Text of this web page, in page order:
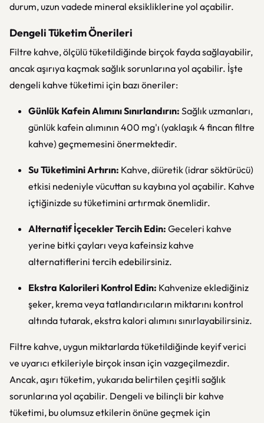
durum, uzun vadede mineral eksikliklerine yol açabilir.
Dengeli Tüketim Önerileri
Filtre kahve, ölçülü tüketildiğinde birçok fayda sağlayabilir,
ancak aşırıya kaçmak sağlık sorunlarına yol açabilir. İşte
dengeli kahve tüketimi için bazı öneriler:
Günlük Kafein Alımını Sınırlandırın: Sağlık uzmanları,
günlük kafein alımının 400 mg'ı (yaklaşık 4 fincan filtre
kahve) geçmemesini önermektedir.
Su Tüketimini Artırın: Kahve, diüretik (idrar söktürücü)
etkisi nedeniyle vücuttan su kaybına yol açabilir. Kahve
içtiğinizde su tüketimini artırmak önemlidir.
Alternatif İçecekler Tercih Edin: Geceleri kahve
yerine bitki çayları veya kafeinsiz kahve
alternatiflerini tercih edebilirsiniz.
Ekstra Kalorileri Kontrol Edin: Kahvenize eklediğiniz
şeker, krema veya tatlandırıcıların miktarını kontrol
altında tutarak, ekstra kalori alımını sınırlayabilirsiniz.
Filtre kahve, uygun miktarlarda tüketildiğinde keyif verici
ve uyarıcı etkileriyle birçok insan için vazgeçilmezdir.
Ancak, aşırı tüketim, yukarıda belirtilen çeşitli sağlık
sorunlarına yol açabilir. Dengeli ve bilinçli bir kahve
tüketimi, bu olumsuz etkilerin önüne geçmek için